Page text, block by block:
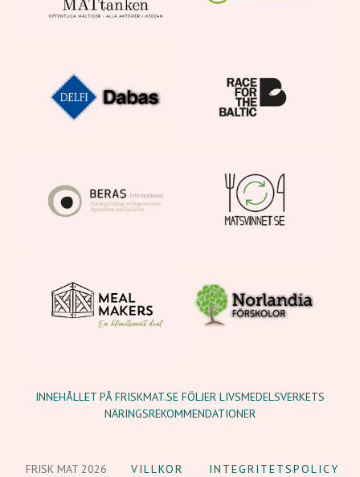
INNEHÅLLET PÅ FRISKMAT.SE FÖLJER LIVSMEDELSVERKETS
NÄRINGSREKOMMENDATIONER
FRISK MAT 2026 VILLKOR INTEGRITETSPOLICY